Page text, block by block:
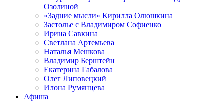
Озолиной
«Задние мысли» Кирилла Олюшкина
Застолье с Владимиром Софиенко
Ирина Савкина
Светлана Артемьева
Наталья Мешкова
Владимир Берштейн
Екатерина Габалова
Олег Липовецкий
Илона Румянцева
Афиша